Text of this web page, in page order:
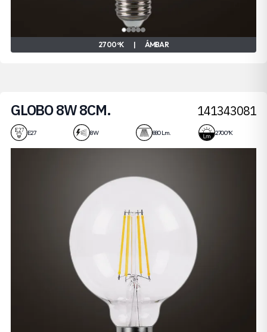
2700 ºK | ÁMBAR
GLOBO 8W 8CM. 141343081
E27 8 W 880 Lm. 2700 ºK